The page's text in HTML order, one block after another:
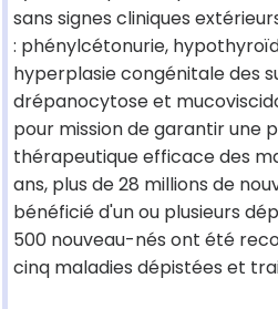
sans signes cliniques
: phénylcétonurie,
hyperplasie congénitale des
drépanocytose et
pour mission de garantir une
thérapeutique efficace des
ans, plus de 28 millions de
bénéficié d'un ou plusieurs
500 nouveau-nés ont été
cinq maladies dépistées et